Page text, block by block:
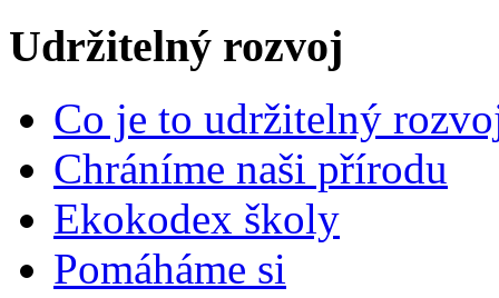
Udržitelný rozvoj
Co je to udržitelný
Chráníme naši přírodu
Ekokodex školy
Pomáháme si